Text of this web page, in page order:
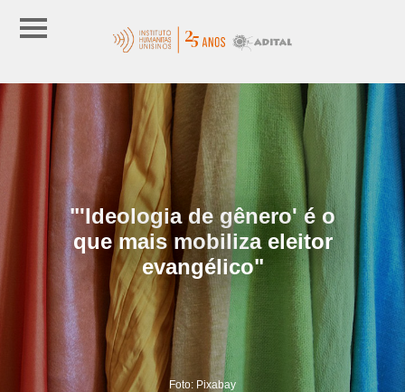
"'Ideologia de gênero' é o
que mais mobiliza eleitor
evangélico"
Foto: Pixabay